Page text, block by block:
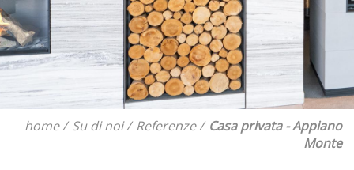
home Su di noi Referenze
Casa privata - Appiano
Monte